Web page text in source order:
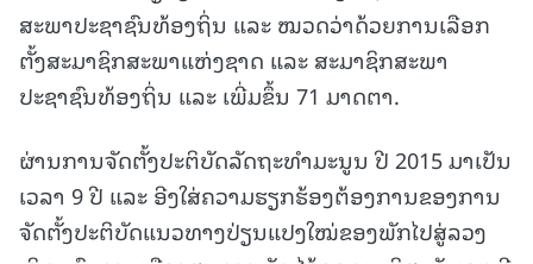
ສະພາປະຊາຊົນທ້ອງຖິ່ນ ແລະ ໝວດວ່າດ້ວຍການເລືອກ
ຕັ້ງສະມາຊິກສະພາແຫ່ງຊາດ ແລະ ສະມາຊິກສະພາ
ປະຊາຊົນທ້ອງຖິ່ນ ແລະ ເພີ່ມຂຶ້ນ 71 ມາດຕາ.
ຜ່ານການຈັດຕັ້ງປະຕິບັດລັດຖະທຳມະນູນ ປີ 2015 ມາເປັນ
ເວລາ 9 ປີ ແລະ ອີງໃສ່ຄວາມຮຽກຮ້ອງຕ້ອງການຂອງການ
ຈັດຕັ້ງປະຕິບັດແນວທາງປ່ຽນແປງໃໝ່ຂອງພັກໄປສູ່ລວງ